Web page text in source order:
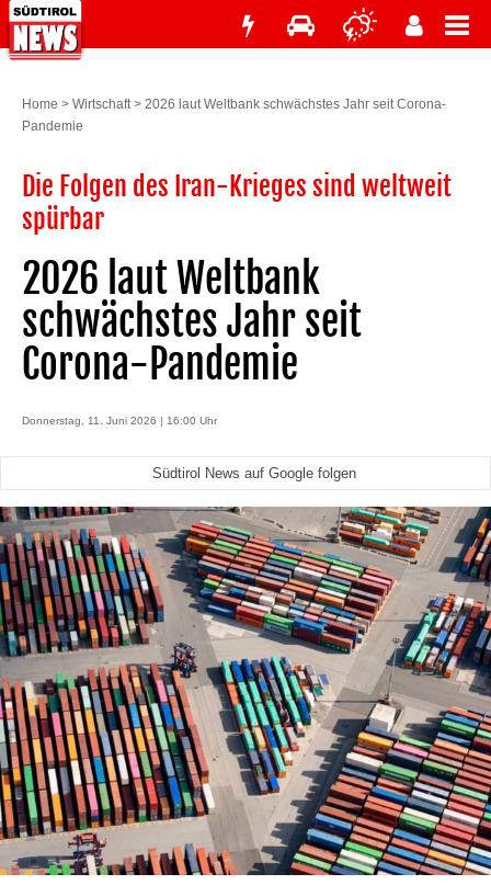
Home > Wirtschaft> 2026 laut Weltbank schwächstes Jahr seit Corona-
Pandemie
Die Folgen des Iran-Krieges sind weltweit
spürbar
2026 laut Weltbank
schwächstes Jahr seit
Corona-Pandemie
Donnerstag, 11. Juni 2026 | 16:00 Uhr
Südtirol News auf Google folgen